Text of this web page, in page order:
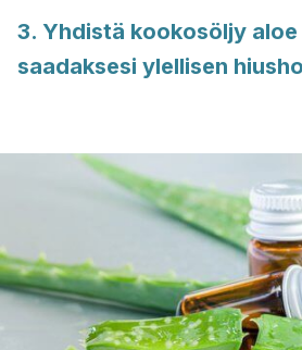
3. Yhdistä kookosöljy aloe
saadaksesi ylellisen